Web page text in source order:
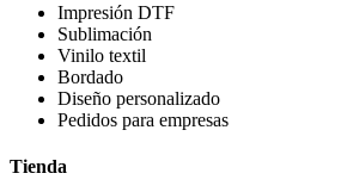
Impresión DTF
Sublimación
Vinilo textil
Bordado
Diseño personalizado
Pedidos para empresas
Tienda